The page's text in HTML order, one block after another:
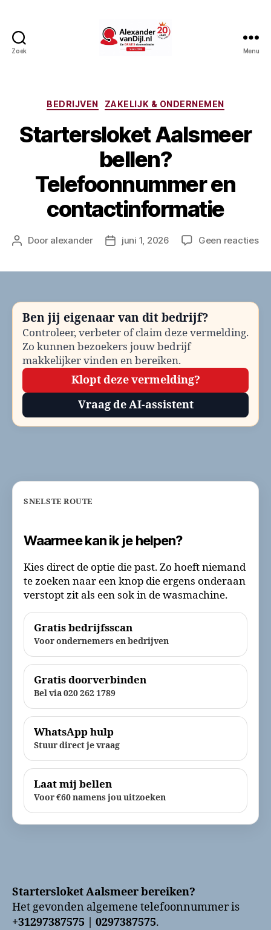
Zoek Menu
Categorieën
BEDRIJVEN ZAKELIJK & ONDERNEMEN
Startersloket Aalsmeer
bellen?
Telefoonnummer en
contactinformatie
Berichtauteur
Door alexander Berichtdatum
juni 1, 2026 Geen reactiesop
en
Ben jij eigenaar van dit bedrijf?
Controleer, verbeter of claim deze vermelding.
Zo kunnen bezoekers jouw bedrijf
makkelijker vinden en bereiken.
Klopt deze vermelding?
Vraag de AI-assistent
SNELSTE ROUTE
Waarmee kan ik je helpen?
Kies direct de optie die past. Zo hoeft niemand
te zoeken naar een knop die ergens onderaan
verstopt zit als een sok in de wasmachine.
Gratis bedrijfsscan
Voor ondernemers en bedrijven
Gratis doorverbinden
Bel via 020 262 1789
WhatsApp hulp
Stuur direct je vraag
Laat mij bellen
Voor €60 namens jou uitzoeken
Startersloket Aalsmeer bereiken?
Het gevonden algemene telefoonnummer is
+31297387575 | 0297387575.